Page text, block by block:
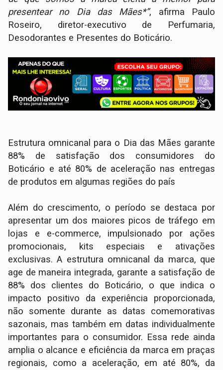
presentear no Dia das Mães*”, afirma Paulo
Roseiro, diretor-executivo de Perfumaria,
Desodorantes e Presentes do Boticário.
Estrutura omnicanal para o Dia das Mães garante
88% de satisfação dos consumidores do
Boticário e até 80% de aceleração nas entregas
de produtos em algumas regiões do país
Além do crescimento, o período se destaca por
apresentar um dos maiores picos de tráfego em
lojas e e-commerce, impulsionado por ações
promocionais, kits especiais e ativações
exclusivas. A estrutura omnicanal da marca, que
age de maneira integrada, garante a satisfação de
88% dos clientes do Boticário, o que indica o
impacto positivo da experiência proporcionada,
não somente durante as datas comemorativas
sazonais, mas também em datas individualmente
importantes para o consumidor. Essa rede ainda
amplia o alcance e eficiência da marca em praças
regionais, como a aceleração, em até 80%, da